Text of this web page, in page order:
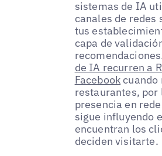
sistemas de IA
canales de redes
tus
capa de
de IA recurren a
Facebookcuando
restaurantes, por
presencia en
sigue influyendo
encuentran los
deciden visitarte.